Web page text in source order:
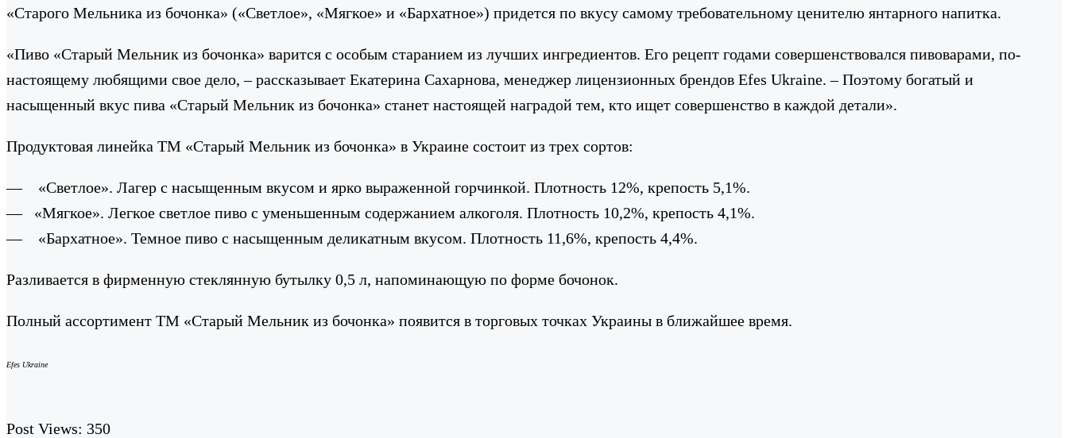
«Старого Мельника из бочонка» («Светлое», «Мягкое» и «Бархатное») придется по вкусу самому требовательному ценителю янтарного напитка.
«Пиво «Старый Мельник из бочонка» варится с особым старанием из лучших ингредиентов. Его рецепт годами совершенствовался пивоварами, по-
настоящему любящими свое дело, – рассказывает Екатерина Сахарнова, менеджер лицензионных брендов Efes Ukraine. – Поэтому богатый и
насыщенный вкус пива «Старый Мельник из бочонка» станет настоящей наградой тем, кто ищет совершенство в каждой детали».
Продуктовая линейка ТМ «Старый Мельник из бочонка» в Украине состоит из трех сортов:
— «Светлое». Лагер с насыщенным вкусом и ярко выраженной горчинкой. Плотность 12%, крепость 5,1%.
— «Мягкое». Легкое светлое пиво с уменьшенным содержанием алкоголя. Плотность 10,2%, крепость 4,1%.
— «Бархатное». Темное пиво с насыщенным деликатным вкусом. Плотность 11,6%, крепость 4,4%.
Разливается в фирменную стеклянную бутылку 0,5 л, напоминающую по форме бочонок.
Полный ассортимент ТМ «Старый Мельник из бочонка» появится в торговых точках Украины в ближайшее время.
Efes Ukraine
Post Views: 350